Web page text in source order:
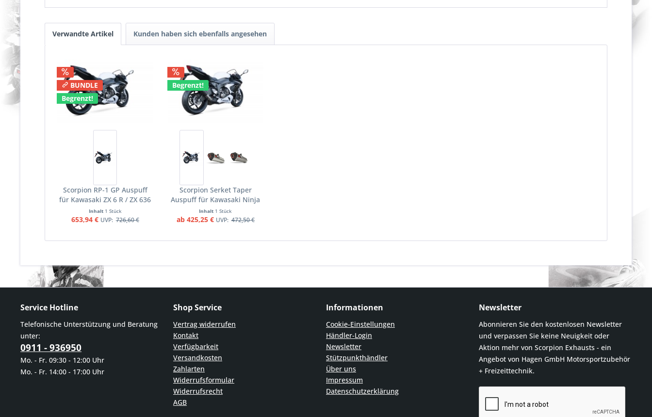
Verwandte Artikel Kunden haben sich ebenfalls angesehen
BUNDLE
Begrenzt!
Scorpion RP-1 GP Auspuff
für Kawasaki ZX 6 R / ZX 636
2013-2018 Motorräder
Inhalt 1 Stück
653,94 € UVP: 726,60 €
Begrenzt!
Scorpion Serket Taper
Auspuff für Kawasaki Ninja
ZX 6 R / ZX 636 2013-2016
Motorräder
Inhalt 1 Stück
ab 425,25 € UVP: 472,50 €
Service Hotline
Telefonische Unterstützung und Beratung
unter:
0911 - 936950
Mo. - Fr. 09:30 - 12:00 Uhr
Mo. - Fr. 14:00 - 17:00 Uhr
Shop Service
Vertrag widerrufen
Kontakt
Verfügbarkeit
Versandkosten
Zahlarten
Widerrufsformular
Widerrufsrecht
AGB
Informationen
Cookie-Einstellungen
Händler-Login
Newsletter
Stützpunkthändler
Über uns
Impressum
Datenschutzerklärung
Newsletter
Abonnieren Sie den kostenlosen Newsletter
und verpassen Sie keine Neuigkeit oder
Aktion mehr von Scorpion Exhausts - ein
Angebot von Hagen GmbH Motorsportzubehör
+ Freizeittechnik.